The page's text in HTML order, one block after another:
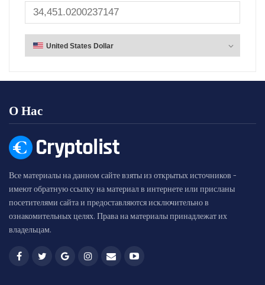
О Нас
Все материалы на данном сайте взяты из открытых источников -
имеют обратную ссылку на материал в интернете или присланы
посетителями сайта и предоставляются исключительно в
ознакомительных целях. Права на материалы принадлежат их
владельцам.